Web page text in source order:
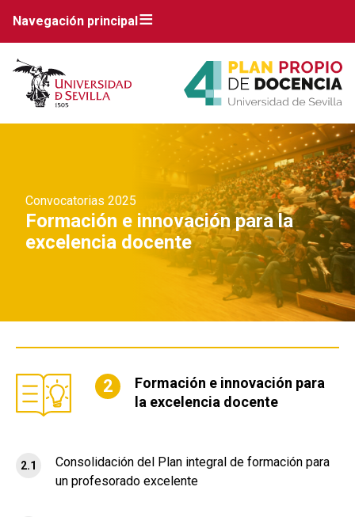
Navegación principal
Convocatorias 2025
Formación e innovación para la
excelencia docente
Formación e innovación para
la excelencia docente
2.1
Consolidación del Plan integral de formación para
un profesorado excelente